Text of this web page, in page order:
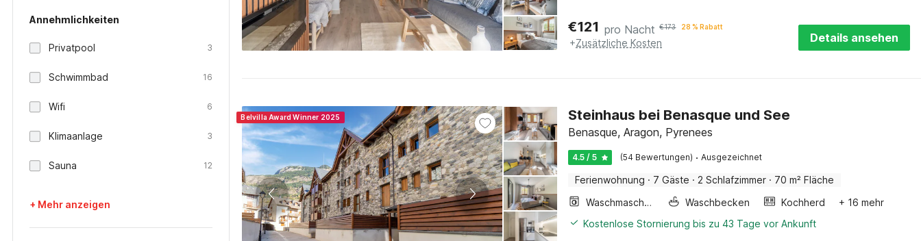
Annehmlichkeiten
Privatpool 3
Schwimmbad 16
Wifi 6
Klimaanlage 3
Sauna 12
+ Mehr anzeigen
€121 pro Nacht €173 28 % Rabatt
+Zusätzliche Kosten Details ansehen
Belvilla Award Winner 2025 Steinhaus bei Benasque und See
Benasque, Aragon, Pyrenees
4.5 / 5 (54 Bewertungen) · Ausgezeichnet
Ferienwohnung · 7 Gäste · 2 Schlafzimmer · 70 m² Fläche
Waschmaschine
Waschbecken Kochherd
+ 16 mehr
Kostenlose Stornierung bis zu 43 Tage vor Ankunft